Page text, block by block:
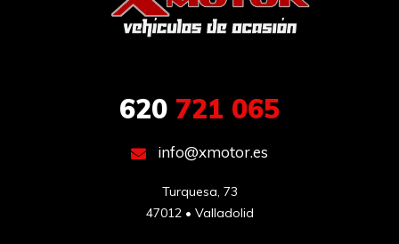
620 721 065
info@xmotor.es
Turquesa, 73
47012 • Valladolid